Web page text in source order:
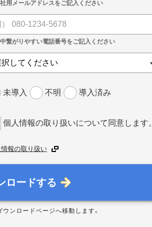
未導入 不明 導入済み
個人情報の取り扱いについて同意します。
報の取り扱い
ロードする
ウンロードページへ移動します。